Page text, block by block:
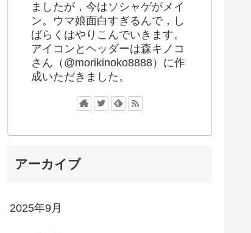
ましたが，今はソシャゲがメイ
ン。ウマ娘面白すぎるんで，し
ばらくはやりこんでいきます。
アイコンとヘッダーは森キノコ
さん（@morikinoko8888）に作
成いただきました。
アーカイブ
2025年9月